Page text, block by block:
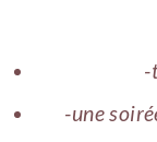
​-
-une